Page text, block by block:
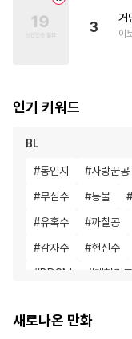
3
거
이
인기 키워드
BL
#동인지 #사랑꾼공
#무심수 #동물 #
#유혹수 #까칠공
#감자수 #헌신수
#BDSM #대형견공
#배틀연애
새로나온 만화